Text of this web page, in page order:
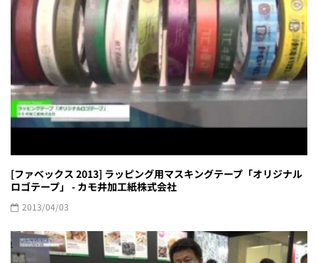
[ファベックス 2013] ラッピング用マスキングテープ「オリジナル
ロゴテープ」 - カモ井加工紙株式会社
2013/04/03